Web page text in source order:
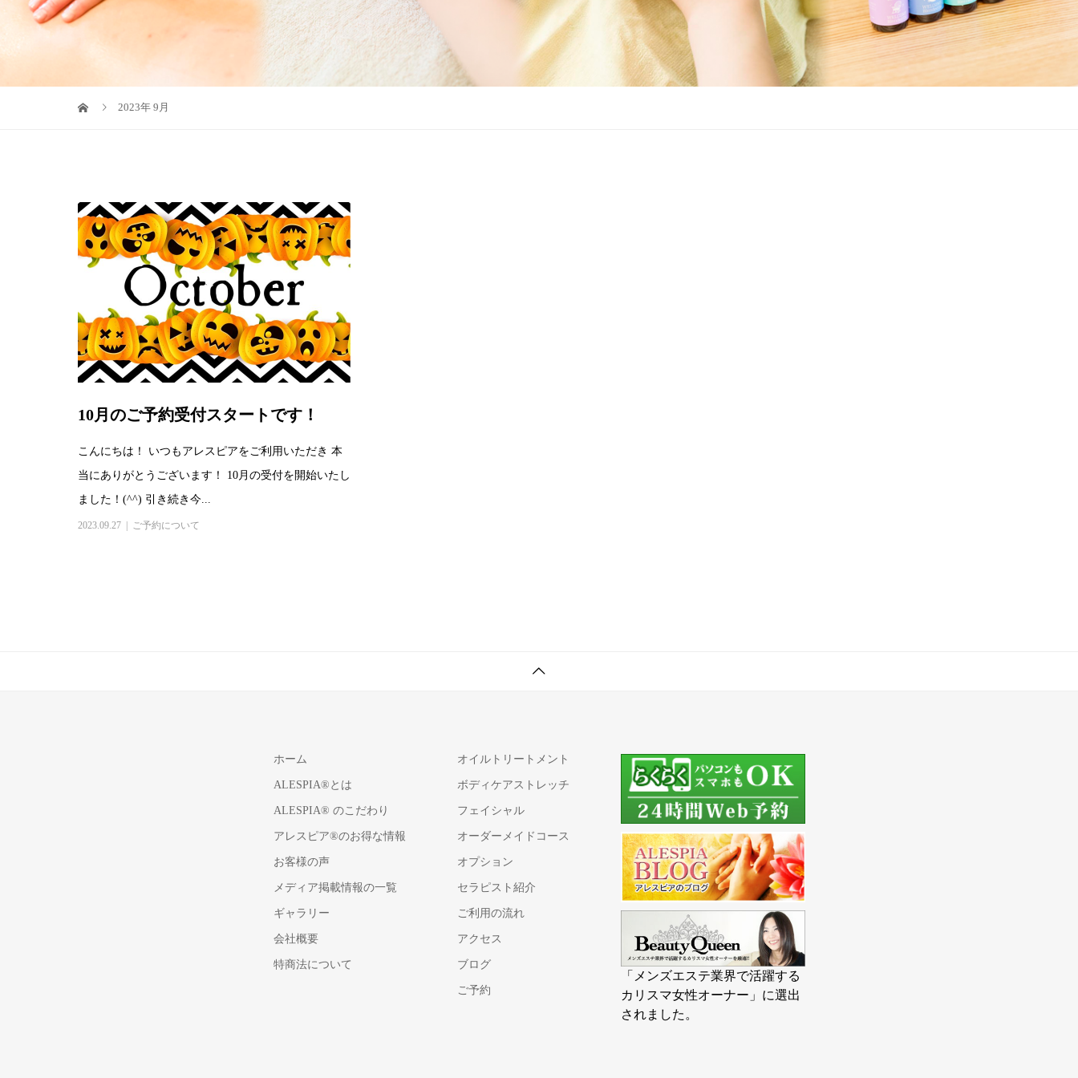
2023年 9月
10月のご予約受付スタートです！
こんにちは！ いつもアレスピアをご利用いただき 本
当にありがとうございます！ 10月の受付を開始いたし
ました！(^^) 引き続き今...
2023.09.27 ご予約について
ホーム
ALESPIA®とは
ALESPIA® のこだわり
アレスピア®のお得な情報
お客様の声
メディア掲載情報の一覧
ギャラリー
会社概要
特商法について
オイルトリートメント
ボディケアストレッチ
フェイシャル
オーダーメイドコース
オプション
セラピスト紹介
ご利用の流れ
アクセス
ブログ
ご予約
「メンズエステ業界で活躍する
カリスマ女性オーナー」に選出
されました。